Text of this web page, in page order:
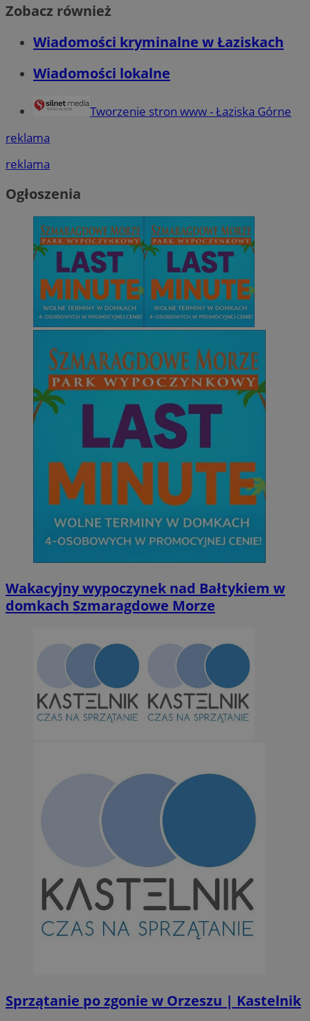
Zobacz również
Wiadomości kryminalne w Łaziskach
Wiadomości lokalne
Tworzenie stron www - Łaziska Górne
reklama
reklama
Ogłoszenia
Wakacyjny wypoczynek nad Bałtykiem w
domkach Szmaragdowe Morze
Sprzątanie po zgonie w Orzeszu | Kastelnik